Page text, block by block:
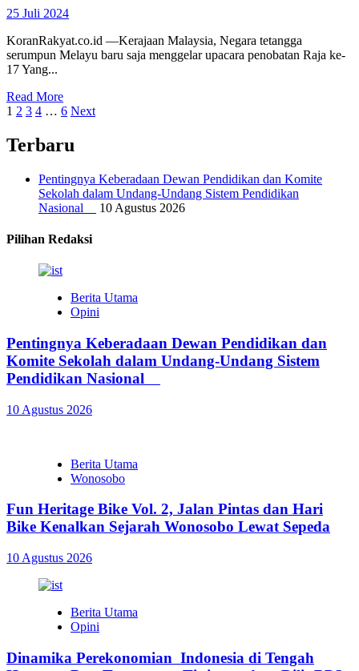
25 Juli 2024
KoranRakyat.co.id —Kerajaan Malaysia, Negara tetangga
serumpun Melayu baru saja menggelar upacara penobatan Raja ke-
17 Yang...
Read More
Paginasi
pos
1 2 3 4 … 6 Next
Terbaru
Pentingnya Keberadaan Dewan Pendidikan dan Komite
Sekolah dalam Undang-Undang Sistem Pendidikan
Nasional
10 Agustus 2026
Pilihan Redaksi
Berita Utama
Opini
Pentingnya Keberadaan Dewan Pendidikan dan
Komite Sekolah dalam Undang-Undang Sistem
Pendidikan Nasional
10 Agustus 2026
Berita Utama
Wonosobo
Fun Heritage Bike Vol. 2, Jalan Pintas dan Hari
Bike Kenalkan Sejarah Wonosobo Lewat Sepeda
10 Agustus 2026
Berita Utama
Opini
Dinamika Perekonomian Indonesia di Tengah